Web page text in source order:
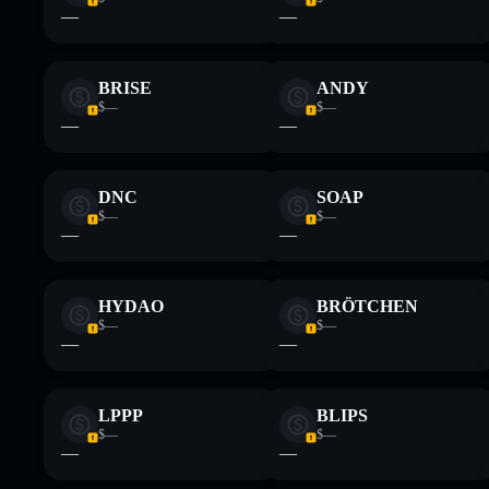
— —
BRISE
$—
—
ANDY
$—
—
DNC
$—
—
SOAP
$—
—
HYDAO
$—
—
BRÖTCHEN
$—
—
LPPP
$—
—
BLIPS
$—
—